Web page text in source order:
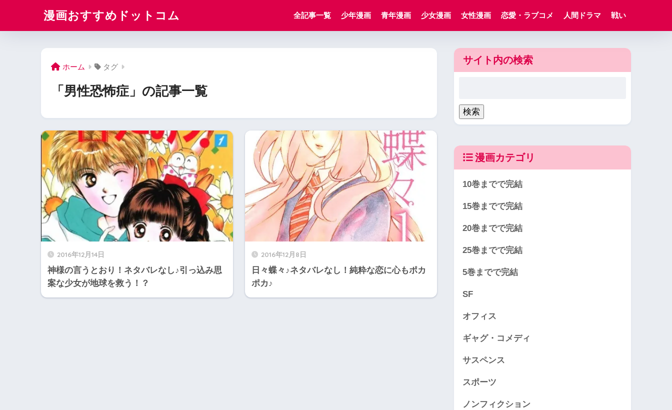
漫画おすすめドットコム 全記事一覧 少年漫画 青年漫画 少女漫画 女性漫画 恋愛・ラブコメ 人間ドラマ 戦い
ホーム タグ
「男性恐怖症」の記事一覧
2016年12月14日
神様の言うとおり！ネタバレなし♪引っ込み思
案な少女が地球を救う！？
2016年12月8日
日々蝶々♪ネタバレなし！純粋な恋に心もポカ
ポカ♪
サイト内の検索
漫画カテゴリ
10巻までで完結
15巻までで完結
20巻までで完結
25巻までで完結
5巻までで完結
SF
オフィス
ギャグ・コメディ
サスペンス
スポーツ
ノンフィクション